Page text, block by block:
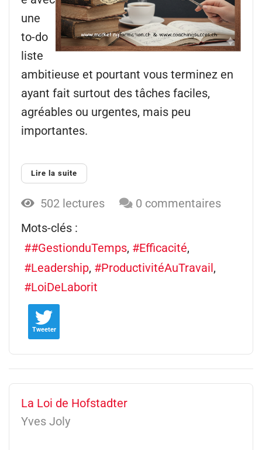
une
to-do
liste
ambitieuse et pourtant vous terminez en
ayant fait surtout des tâches faciles,
agréables ou urgentes, mais peu
importantes.
Lire la suite
502 lectures
0 commentaires
Mots-clés :
#GestionduTemps
Efficacité
Leadership
ProductivitéAuTravail
LoiDeLaborit
Tweeter
La Loi de Hofstadter
Yves Joly